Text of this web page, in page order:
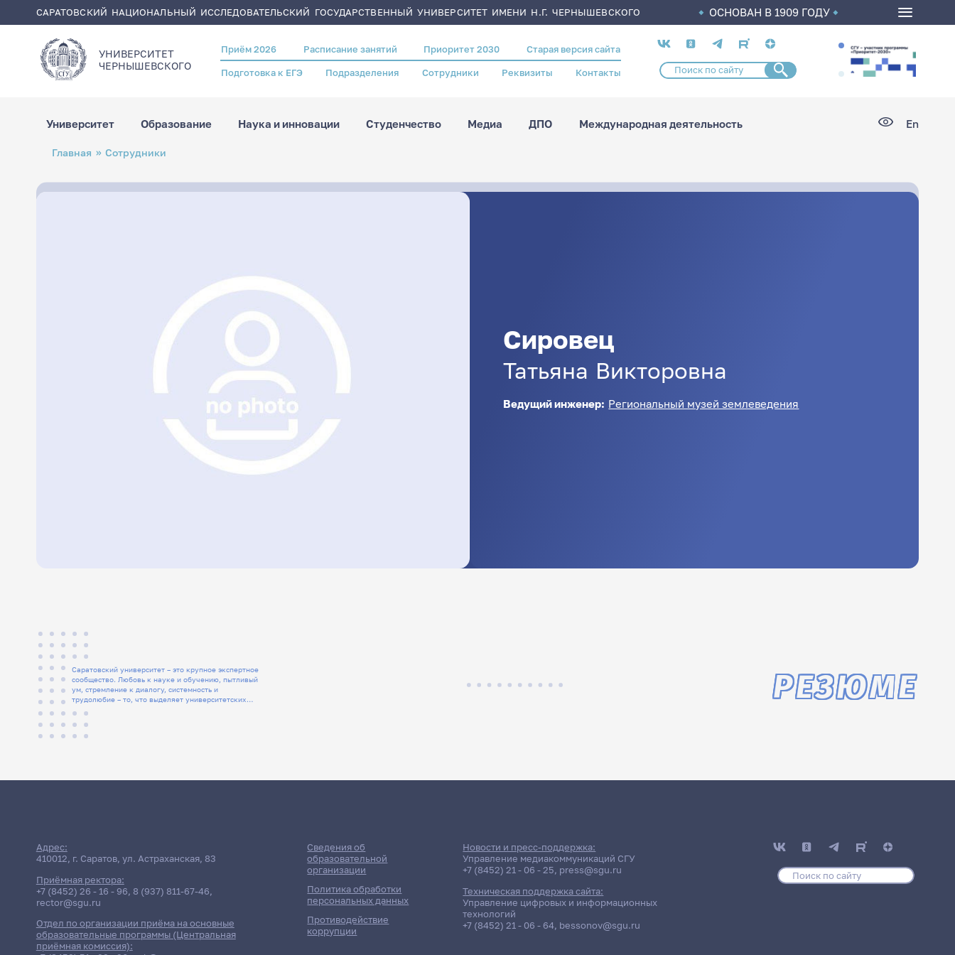
САРАТОВСКИЙ НАЦИОНАЛЬНЫЙ ИССЛЕДОВАТЕЛЬСКИЙ ГОСУДАРСТВЕННЫЙ УНИВЕРСИТЕТ ИМЕНИ Н.Г. ЧЕРНЫШЕВСКОГО ОСНОВАН В 1909 ГОДУ
УНИВЕРСИТЕТ
ЧЕРНЫШЕВСКОГO
Header
menu
Приём 2026 Расписание занятий Приоритет 2030 Старая версия сайта
Подготовка к ЕГЭ Подразделения Сотрудники Реквизиты Контакты
Социальные
сети
Университет Образование Наука и инновации Студенчество Медиа ДПО Международная деятельность En
Строка
навигации
Главная Сотрудники
Сировец
Татьяна Викторовна
Ведущий инженер: Региональный музей землеведения
Саратовский университет – это крупное экспертное
сообщество. Любовь к науке и обучению, пытливый
ум, стремление к диалогу, системность и
трудолюбие – то, что выделяет университетских
РЕЗЮМЕ
Адрес:
410012, г. Саратов, ул. Астраханская, 83
Приёмная ректора:
+7 (8452) 26 - 16 - 96, 8 (937) 811-67-46,
rector@sgu.ru
Отдел по организации приёма на основные
образовательные программы (Центральная
приёмная комиссия):
Сведения об
образовательной
организации
Политика обработки
персональных данных
Противодействие
коррупции
Новости и пресс-поддержка:
Управление медиакоммуникаций СГУ
+7 (8452) 21 - 06 - 25, press@sgu.ru
Техническая поддержка сайта:
Управление цифровых и информационных
технологий
+7 (8452) 21 - 06 - 64, bessonov@sgu.ru